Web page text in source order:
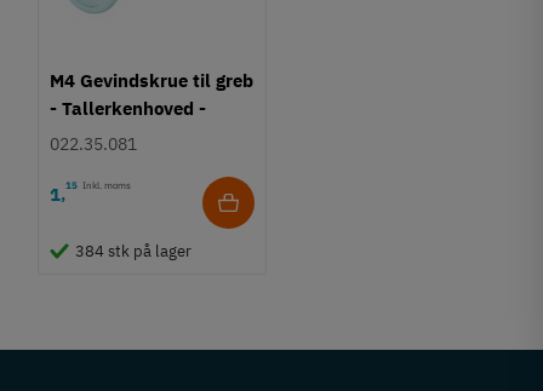
M4 Gevindskrue til greb
- Tallerkenhoved -
Krydskærv
022.35.081
1,15 Inkl. moms
384 stk på lager